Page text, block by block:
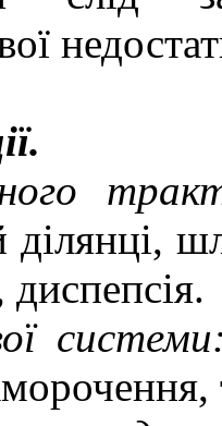
ділянці,
диспепсія.